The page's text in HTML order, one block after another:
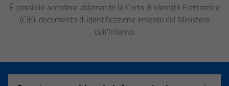
È possibile accedere utilizzando la Carta di Identità Elettronica
(CIE), documento di identificazione emesso dal Ministero
dell’Interno.